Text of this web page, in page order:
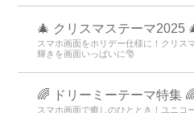
🎄 クリスマステーマ2025
スマホ画面をホリデー仕様に！クリス
輝きを画面いっぱいに🎅
🌈 ドリーミーテーマ特集
スマホ画面で癒しのひととき！ユニコ